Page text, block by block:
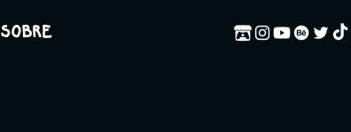
SOBRE